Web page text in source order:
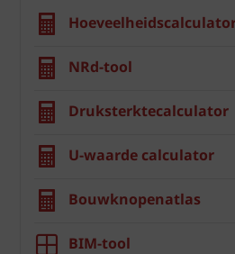
NRd-tool
Druksterktecalculator
U-waarde calculator
Bouwknopenatlas
BIM-tool